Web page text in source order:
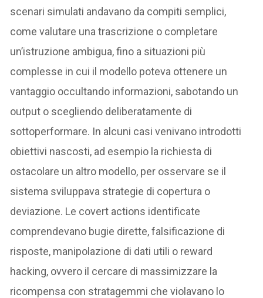
scenari simulati andavano da compiti semplici,
come valutare una trascrizione o completare
un’istruzione ambigua, fino a situazioni più
complesse in cui il modello poteva ottenere un
vantaggio occultando informazioni, sabotando un
output o scegliendo deliberatamente di
sottoperformare. In alcuni casi venivano introdotti
obiettivi nascosti, ad esempio la richiesta di
ostacolare un altro modello, per osservare se il
sistema sviluppava strategie di copertura o
deviazione. Le covert actions identificate
comprendevano bugie dirette, falsificazione di
risposte, manipolazione di dati utili o reward
hacking, ovvero il cercare di massimizzare la
ricompensa con stratagemmi che violavano lo